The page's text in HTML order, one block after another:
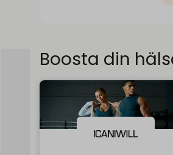
Boosta din